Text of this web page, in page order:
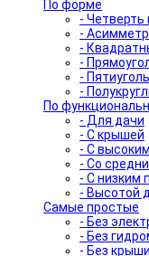
По форме
- Четверть
-
-
-
-
-
По
- Для дачи
- С крышей
- С
- Со
- С низким
- Высотой
Самые простые
- Без
- Без
- Без крыши